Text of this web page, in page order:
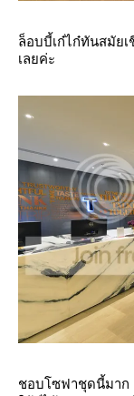
ล็อบบี้เก๋ไก๋ทันสมัย
เลยค่ะ
ชอบโซฟาชุดนี้มาก